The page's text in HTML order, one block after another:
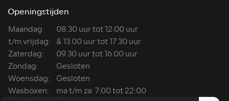
Openingstijden
Maandag
08.30 uur tot 12.00 uur
t/m vrijdag: & 13.00 uur tot 17.30 uur
Zaterdag:
09.30 uur tot 16.00 uur
Zondag:
Gesloten
Woensdag:
Gesloten
Wasboxen:
ma t/m za: 7:00 tot 22:00